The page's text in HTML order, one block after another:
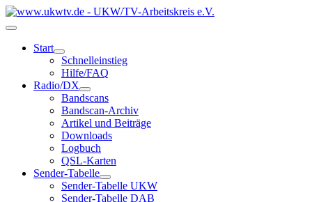
Start
Schnelleinstieg
Hilfe/FAQ
Radio/DX
Bandscans
Bandscan-Archiv
Artikel und Beiträge
Downloads
Logbuch
QSL-Karten
Sender-Tabelle
Sender-Tabelle UKW
Sender-Tabelle DAB